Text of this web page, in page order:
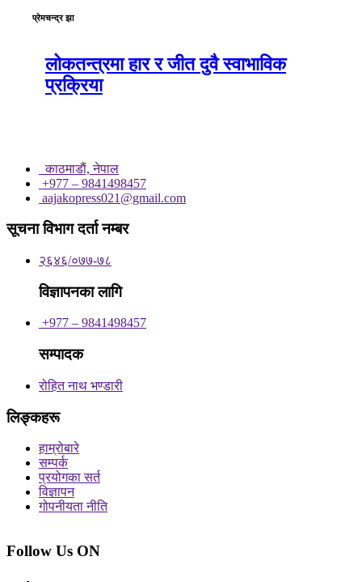
प्रेमचन्द्र झा
लोकतन्त्रमा हार र जीत दुवै स्वाभाविक
प्रक्रिया
काठमाडाैं, नेपाल
+977 – 9841498457
aajakopress021@gmail.com
सूचना विभाग दर्ता नम्बर
२६४६/०७७-७८
विज्ञापनका लागि
+977 – 9841498457
सम्पादक
रोहित नाथ भण्डारी
लिङ्कहरू
हाम्रोबारे
सम्पर्क
प्रयोगका सर्त
विज्ञापन
गोपनीयता नीति
Follow Us ON